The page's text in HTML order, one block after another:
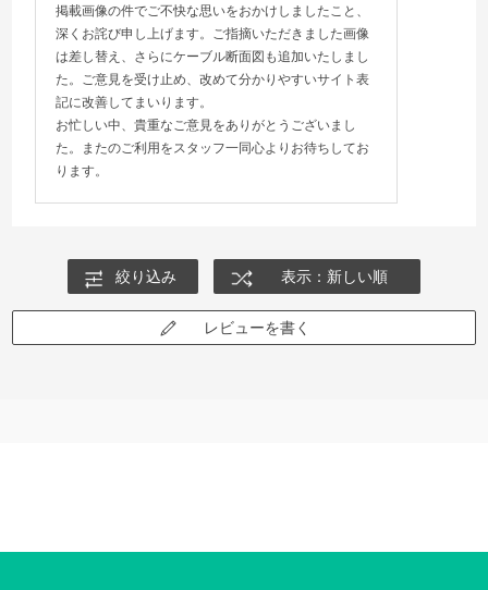
掲載画像の件でご不快な思いをおかけしましたこと、
深くお詫び申し上げます。ご指摘いただきました画像
は差し替え、さらにケーブル断面図も追加いたしまし
た。ご意見を受け止め、改めて分かりやすいサイト表
記に改善してまいります。
お忙しい中、貴重なご意見をありがとうございまし
た。またのご利用をスタッフ一同心よりお待ちしてお
ります。
絞り込み 表示：新しい順
レビューを書く